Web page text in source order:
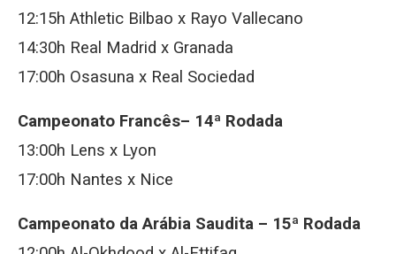
12:15h Athletic Bilbao x Rayo Vallecano
14:30h Real Madrid x Granada
17:00h Osasuna x Real Sociedad
Campeonato Francês– 14ª Rodada
13:00h Lens x Lyon
17:00h Nantes x Nice
Campeonato da Arábia Saudita – 15ª Rodada